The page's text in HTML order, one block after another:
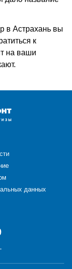
в Астрахань вы
к
на ваши
данных